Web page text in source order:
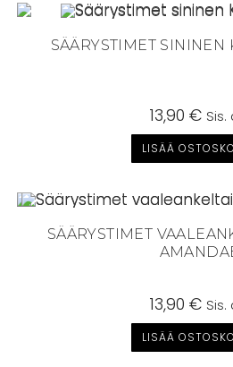
SÄÄRYSTIMET
13,90 € Sis.
LISÄÄ
SÄÄRYSTIMET
13,90 € Sis.
LISÄÄ